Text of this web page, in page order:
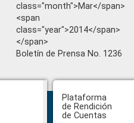
class="month">Mar</span>
<span
class="year">2014</span>
</span>
Boletín de Prensa No. 1236
Plataforma
de Rendición
de Cuentas